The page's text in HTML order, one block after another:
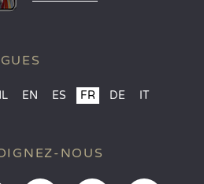
EN ES FR DE IT
NOUS